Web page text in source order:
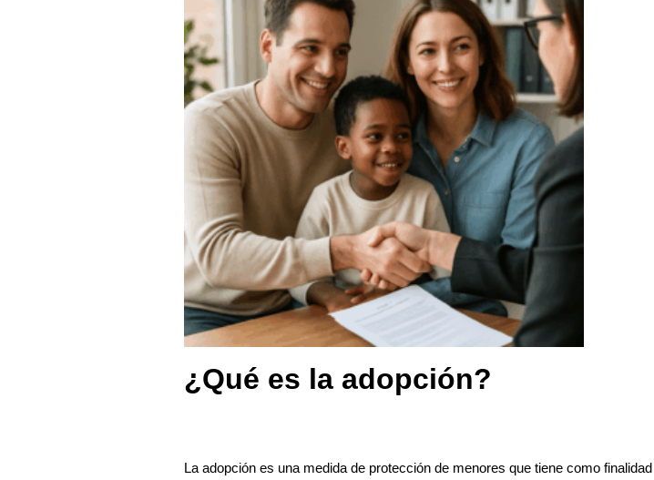
¿Qué es la adopción?
La adopción es una medida de protección de menores que tiene como